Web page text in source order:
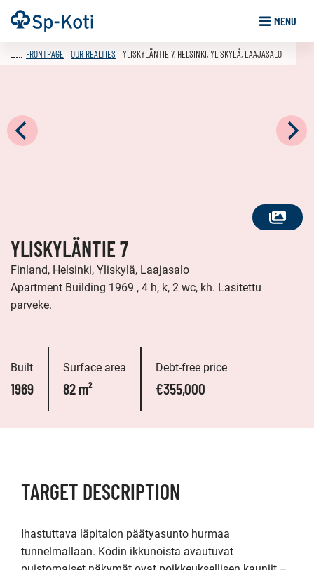
Go
to
Frontpage MENU
SEE
FRONTPAGE OUR REALTIES YLISKYLÄNTIE 7, HELSINKI, YLISKYLÄ, LAAJASALO
YLISKYLÄNTIE 7
Finland, Helsinki, Yliskylä, Laajasalo
Apartment Building 1969 , 4 h, k, 2 wc, kh. Lasitettu
parveke.
Built
1969
Surface area
82 m²
Debt-free price
€355,000
TARGET DESCRIPTION
Ihastuttava läpitalon päätyasunto hurmaa
tunnelmallaan. Kodin ikkunoista avautuvat